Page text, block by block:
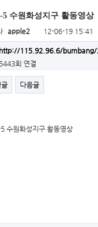
5 수원화성지구 활동영상
apple2 12-06-19 15:41
http://115.92.96.6/
5443회 연결
글 다음글
수원화성지구 활동영상